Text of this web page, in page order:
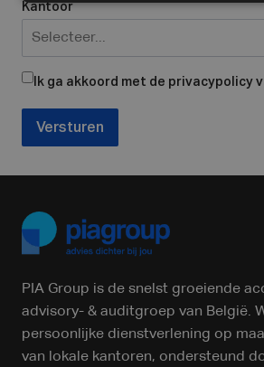
Kantoor
Selecteer...
Ik ga akkoord met de privacypolicy
Versturen
PIA Group is de snelst groeiende
advisory- & auditgroep van België.
persoonlijke dienstverlening op
van lokale kantoren, ondersteund